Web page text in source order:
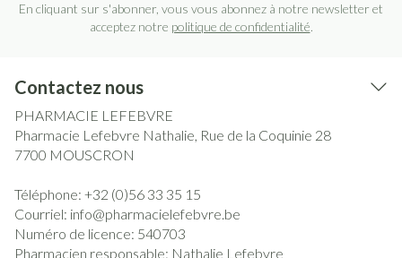
En cliquant sur s'abonner, vous vous abonnez à notre newsletter et
acceptez notre politique de confidentialité.
Contactez nous
PHARMACIE LEFEBVRE
Pharmacie Lefebvre Nathalie, Rue de la Coquinie 28
7700 MOUSCRON
Téléphone: +32 (0)56 33 35 15
Courriel: info@pharmacielefebvre.be
Numéro de licence: 540703
Pharmacien responsable: Nathalie Lefebvre